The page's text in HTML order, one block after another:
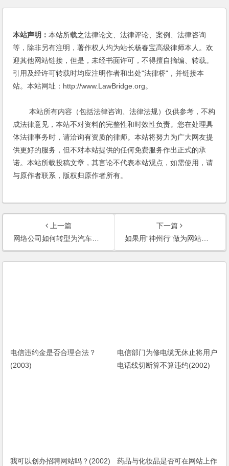
本站声明：本站所载之法律论文、法律评论、案例、法律咨询
等，除非另有注明，著作权人均为站长杨春宝高级律师本人。欢
迎其他网站链接，但是，未经书面许可，不得擅自摘编、转载。
引用及经许可转载时均应注明作者和出处"法律桥"，并链接本
站。本站网址：http://www.LawBridge.org。
本站所有内容（包括法律咨询、法律法规）仅供参考，不构
成法律意见，本站不对资料的完整性和时效性负责。您在处理具
体法律事务时，请洽询有资质的律师。本站将努力为广大网友提
供更好的服务，但不对本站提供的任何免费服务作出正式的承
诺。本站所载投稿文章，其言论不代表本站观点，如需使用，请
与原作者联系，版权归原作者所有。
上一篇
网络公司如何转型为汽车租赁？(2006)
下一篇
如果用“神州行”做为网站的名称是否侵权(2006)
电信违约金是否合理合法？
(2003)
电信部门为修电缆无休止将用户
电话线切断算不算违约(2002)
我可以创办招聘网站吗？(2002)
药品与化妆品是否可在网站上作